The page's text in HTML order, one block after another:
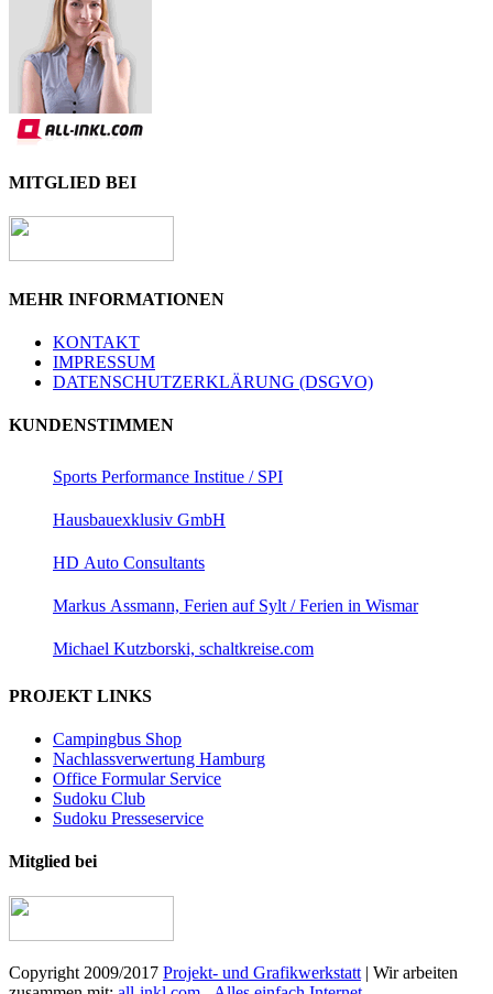
MITGLIED BEI
MEHR INFORMATIONEN
KONTAKT
IMPRESSUM
DATENSCHUTZERKLÄRUNG (DSGVO)
KUNDENSTIMMEN
Sports Performance Institue / SPI
Hausbauexklusiv GmbH
HD Auto Consultants
Markus Assmann, Ferien auf Sylt / Ferien in Wismar
Michael Kutzborski, schaltkreise.com
PROJEKT LINKS
Campingbus Shop
Nachlassverwertung Hamburg
Office Formular Service
Sudoku Club
Sudoku Presseservice
Mitglied bei
Copyright 2009/2017 Projekt- und Grafikwerkstatt | Wir arbeiten